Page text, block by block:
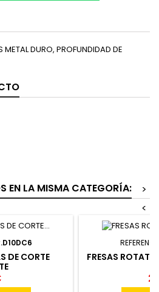
DURO, PROFUNDIDAD DE
EN LA MISMA CATEGORÍA:
>
<
DE CORTE
FRESAS